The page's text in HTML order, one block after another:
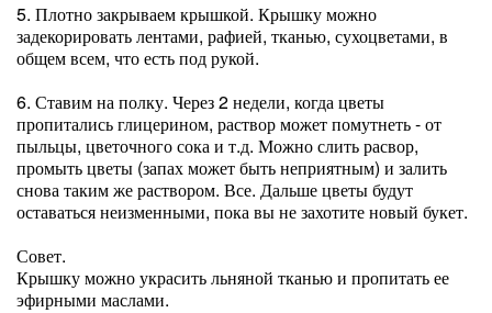
5. Плотно закрываем крышкой. Крышку можно
задекорировать лентами, рафией, тканью, сухоцветами, в
общем всем, что есть под рукой.
6. Ставим на полку. Через 2 недели, когда цветы
пропитались глицерином, раствор может помутнеть - от
пыльцы, цветочного сока и т.д. Можно слить расвор,
промыть цветы (запах может быть неприятным) и залить
снова таким же раствором. Все. Дальше цветы будут
оставаться неизменными, пока вы не захотите новый букет.
Совет.
Крышку можно украсить льняной тканью и пропитать ее
эфирными маслами.